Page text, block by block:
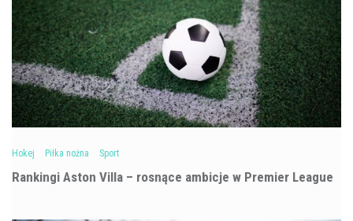
Hokej Piłka nożna Sport
Rankingi Aston Villa – rosnące ambicje w Premier League